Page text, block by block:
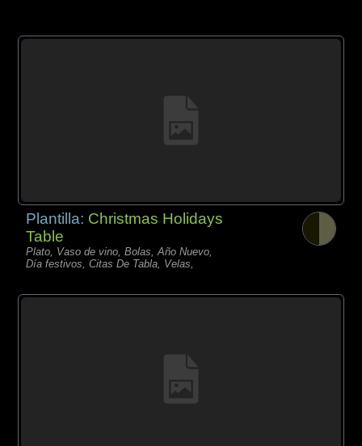
Plantilla: Christmas Holidays
Table
Plato, Vaso de vino, Bolas, Año Nuevo,
Día festivos, Citas De Tabla, Velas,